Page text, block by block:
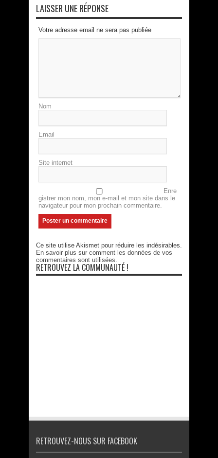
LAISSER UNE RÉPONSE
Votre adresse email ne sera pas publiée
Nom
Email
Site internet
Enre
gistrer mon nom, mon e-mail et mon site dans le
navigateur pour mon prochain commentaire.
Ce site utilise Akismet pour réduire les indésirables.
En savoir plus sur comment les données de vos
commentaires sont utilisées
RETROUVEZ LA COMMUNAUTÉ !
RETROUVEZ-NOUS SUR FACEBOOK